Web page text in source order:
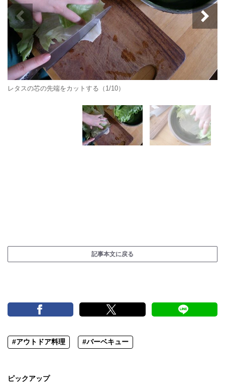
レタスの芯の先端をカットする（1/10）
記事本文に戻る
#アウトドア料理 #バーベキュー
ピックアップ